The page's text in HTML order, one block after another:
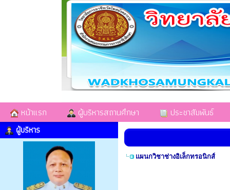
หน้าแรก ผู้บริหารสถานศึกษา ประชาสัมพันธ์
ผู้บริหาร
แผนกวิชาช่างอิเล็กทรอนิกส์